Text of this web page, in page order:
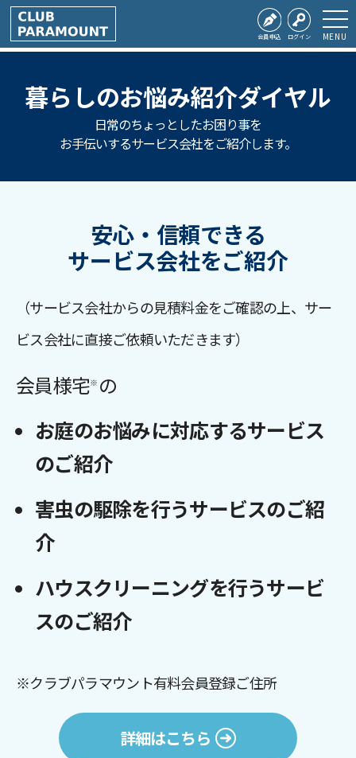
MENU
会員申込 ログイン
暮らしのお悩み紹介ダイヤル
日常のちょっとしたお困り事を
お手伝いするサービス会社をご紹介します。
安心・信頼できる
サービス会社をご紹介
（サービス会社からの見積料金をご確認の上、サー
ビス会社に直接ご依頼いただきます）
会員様宅※ の
お庭のお悩みに対応するサービス
のご紹介
害虫の駆除を行うサービスのご紹
介
ハウスクリーニングを行うサービ
スのご紹介
※クラブパラマウント有料会員登録ご住所
詳細はこちら